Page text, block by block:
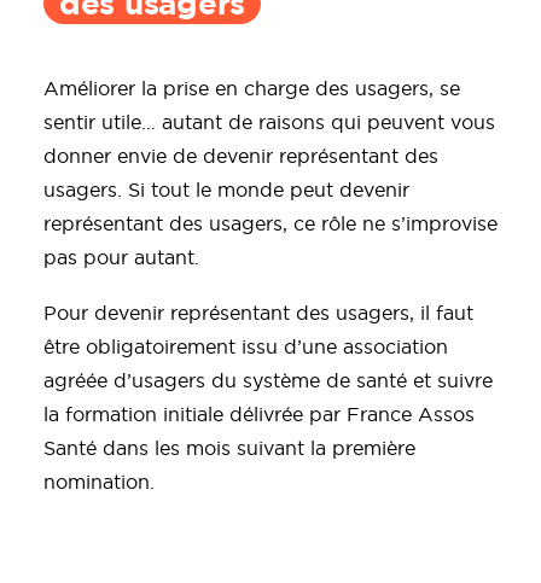
Améliorer la prise en charge des usagers, se
sentir utile… autant de raisons qui peuvent vous
donner envie de devenir représentant des
usagers. Si tout le monde peut devenir
représentant des usagers, ce rôle ne s’improvise
pas pour autant.
Pour devenir représentant des usagers, il faut
être obligatoirement issu d’une association
agréée d’usagers du système de santé et suivre
la formation initiale délivrée par France Assos
Santé dans les mois suivant la première
nomination.